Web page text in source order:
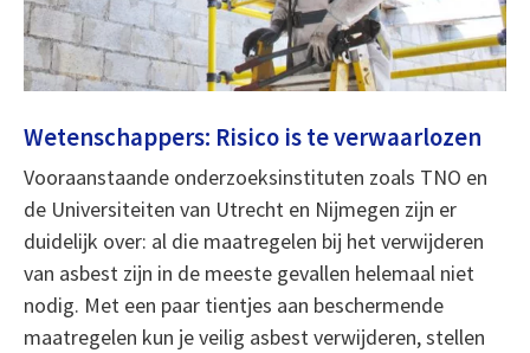
Wetenschappers: Risico is te verwaarlozen
Vooraanstaande onderzoeksinstituten zoals TNO en
de Universiteiten van Utrecht en Nijmegen zijn er
duidelijk over: al die maatregelen bij het verwijderen
van asbest zijn in de meeste gevallen helemaal niet
nodig. Met een paar tientjes aan beschermende
maatregelen kun je veilig asbest verwijderen, stellen